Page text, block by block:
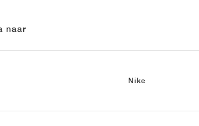
naar
Nike